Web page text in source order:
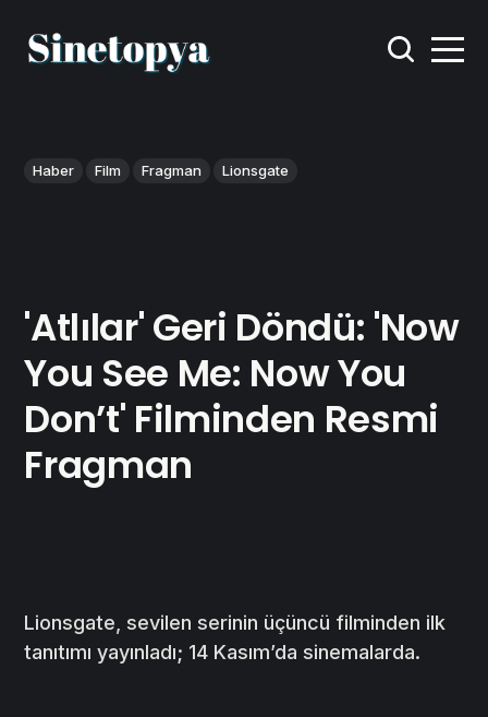
Haber Film Fragman Lionsgate
'Atlılar' Geri Döndü: 'Now
You See Me: Now You
Don’t' Filminden Resmi
Fragman
Lionsgate, sevilen serinin üçüncü filminden ilk
tanıtımı yayınladı; 14 Kasım’da sinemalarda.